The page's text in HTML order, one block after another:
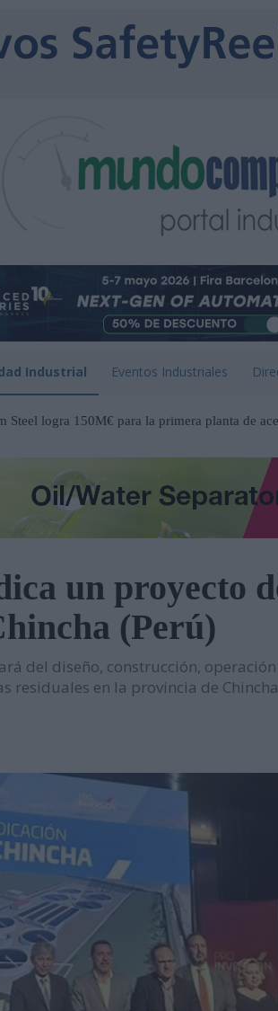
Industrial Eventos Industriales
Steel logra 150M€ para la primera planta de
del nuevo Hospital de Mandurah (Australia)
de distribución de Eisenhart Laeppché
Frimley Park en Inglaterra
un entorno estratégico para impulsar
en EP Equipment
serie de tablets industriales Tab-IND
central hidroeléctrica reversible en Asturias
nuevas oportunidades de negocio con
de negocio en la 10ª edición de AdditƐD
de la depuradora de Cajamarca en Perú
de una veintena de países de los cinco
un proyecto
(Perú)
del diseño, construcción,
residuales en la provincia de